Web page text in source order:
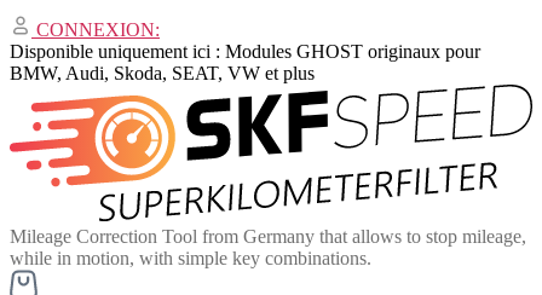
CONNEXION:
Disponible uniquement ici : Modules GHOST originaux pour
BMW, Audi, Skoda, SEAT, VW et plus
Mileage Correction Tool from Germany that allows to stop mileage,
while in motion, with simple key combinations.